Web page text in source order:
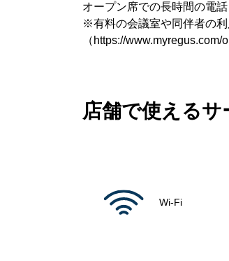
オープン席での長時間の電
※有料の会議室や同伴者の
（https://www.myregus.com/
店舗で使えるサ
Wi-Fi